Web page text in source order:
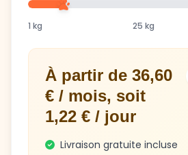
1 kg 25 kg
À partir de 36,60
€ / mois, soit
1,22 € / jour
Livraison gratuite incluse